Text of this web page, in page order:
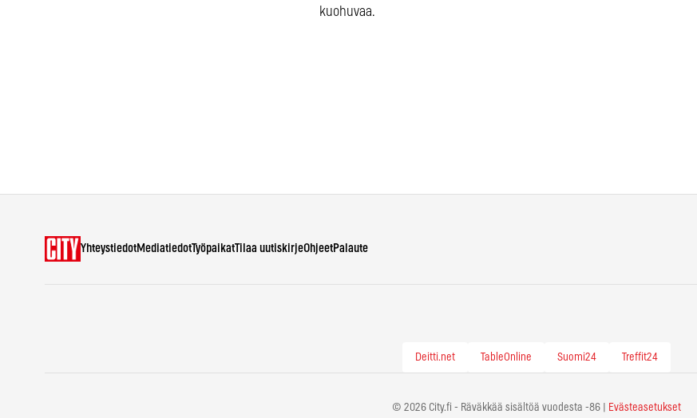
kuohuvaa.
YhteystiedotMediatiedotTyöpaikatTilaa uutiskirjeOhjeetPalaute
Deitti.net TableOnline Suomi24 Treffit24
© 2026 City.fi - Räväkkää sisältöä vuodesta -86 | Evästeasetukset